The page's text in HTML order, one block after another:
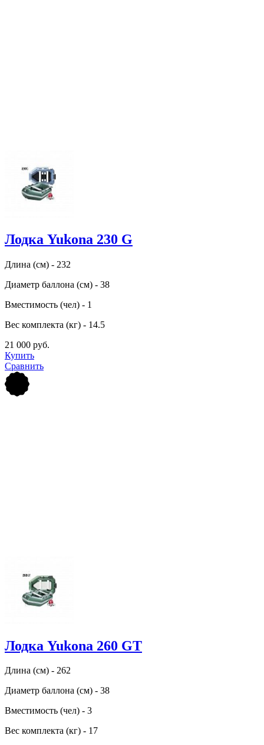
Лодка Yukona 230 G
Длина (см) - 232
Диаметр баллона (см) - 38
Вместимость (чел) - 1
Вес комплекта (кг) - 14.5
21 000 руб.
Купить
Сравнить
Лодка Yukona 260 GT
Длина (см) - 262
Диаметр баллона (см) - 38
Вместимость (чел) - 3
Вес комплекта (кг) - 17